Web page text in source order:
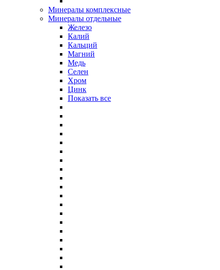
Минералы комплексные
Минералы отдельные
Железо
Калий
Кальций
Магний
Медь
Селен
Хром
Цинк
Показать все